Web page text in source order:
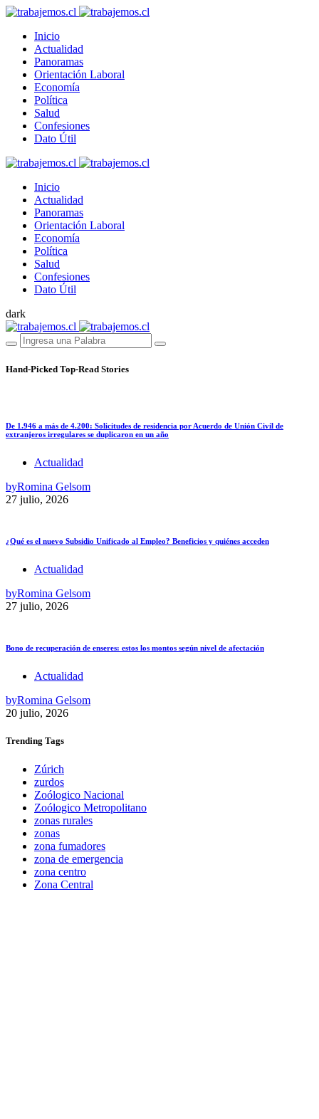
Inicio
Actualidad
Panoramas
Orientación Laboral
Economía
Política
Salud
Confesiones
Dato Útil
Inicio
Actualidad
Panoramas
Orientación Laboral
Economía
Política
Salud
Confesiones
Dato Útil
dark
Hand-Picked Top-Read Stories
De 1.946 a más de 4.200: Solicitudes de residencia por Acuerdo de Unión Civil de
extranjeros irregulares se duplicaron en un año
Actualidad
byRomina Gelsom
27 julio, 2026
¿Qué es el nuevo Subsidio Unificado al Empleo? Beneficios y quiénes acceden
Actualidad
byRomina Gelsom
27 julio, 2026
Bono de recuperación de enseres: estos los montos según nivel de afectación
Actualidad
byRomina Gelsom
20 julio, 2026
Trending Tags
Zúrich
zurdos
Zoólogico Nacional
Zoólogico Metropolitano
zonas rurales
zonas
zona fumadores
zona de emergencia
zona centro
Zona Central